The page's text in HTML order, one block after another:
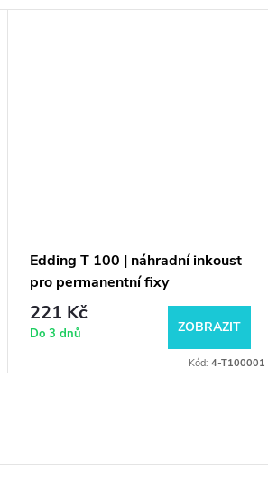
Edding T 100 | náhradní inkoust
pro permanentní fixy
221 Kč
Do 3 dnů ZOBRAZIT
Kód: 4-T100001